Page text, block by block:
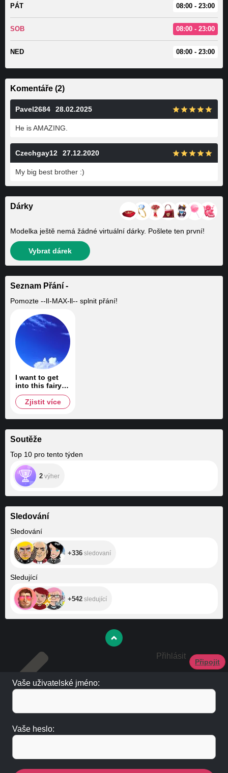
PÁT 08:00 - 23:00
SOB 08:00 - 23:00
NED 08:00 - 23:00
Komentáře (2)
Pavel2684 28.02.2025
He is AMAZING.
Czechgay12 27.12.2020
My big best brother :)
Dárky
Modelka ještě nemá žádné virtuální dárky. Pošlete ten první!
Vybrat dárek
Seznam Přání -
Pomozte --lI-MAX-ll-- splnit přání!
I want to get
into this fairy
tale *_*
Zjistit více
Soutěže
Top 10 pro tento týden
2 výher
Sledování
Sledování
+336 sledovaní
Sledující
+542 sledující
Přihlásit
Připojit
Vaše uživatelské jméno:
Vaše heslo: